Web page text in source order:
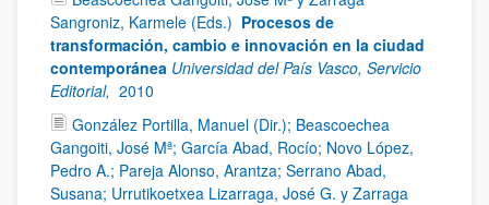
Sangroniz, Karmele (Eds.) Procesos de
transformación, cambio e innovación en la ciudad
contemporánea Universidad del País Vasco, Servicio
Editorial, 2010
González Portilla, Manuel (Dir.); Beascoechea
Gangoiti, José Mª; García Abad, Rocío; Novo López,
Pedro A.; Pareja Alonso, Arantza; Serrano Abad,
Susana; Urrutikoetxea Lizarraga, José G. y Zarraga